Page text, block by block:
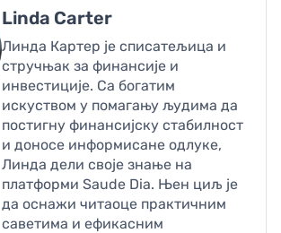
Linda Carter
Линда Картер је списатељица и
стручњак за финансије и
инвестиције. Са богатим
искуством у помагању људима да
постигну финансијску стабилност
и доносе информисане одлуке,
Линда дели своје знање на
платформи Saude Dia. Њен циљ је
да оснажи читаоце практичним
саветима и ефикасним